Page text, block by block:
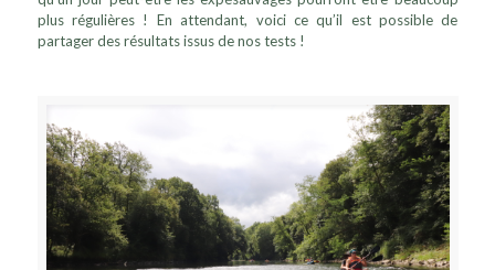
plus régulières ! En attendant, voici ce qu’il est possible de
partager des résultats issus de nos tests !